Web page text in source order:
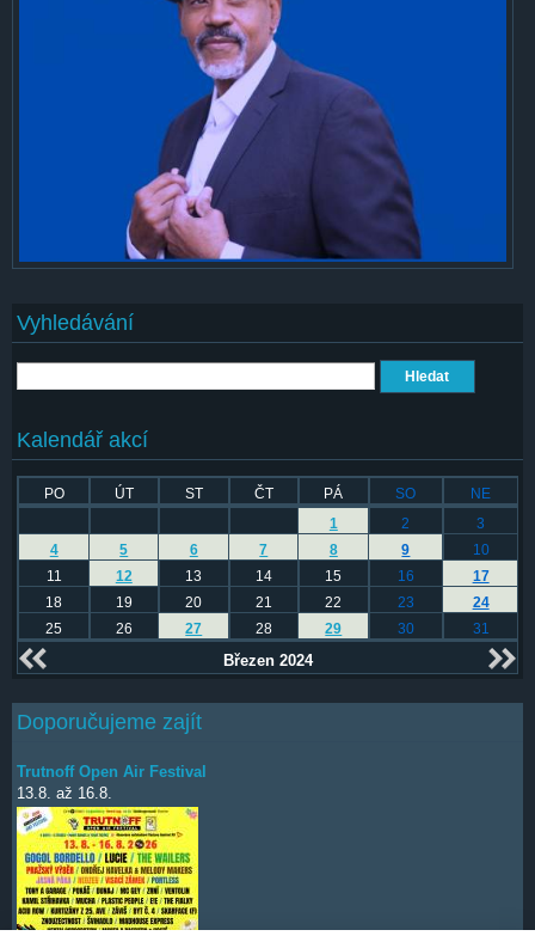
Vyhledávání
Kalendář akcí
PO ÚT ST ČT PÁ SO
NE
1
2
3
4
5 6 7 8 9
10
11
12 13 14 15 16
17
18
19 20 21 22 23
24
25
26 27 28 29 30 31
Březen 2024
Doporučujeme zajít
Trutnoff Open Air Festival
13.8. až 16.8.